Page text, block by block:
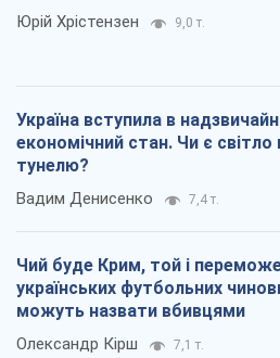
Юрій Хрістензен 9,0 т.
Україна вступила в
економічний стан. Чи є світло
тунелю?
Вадим Денисенко 7,4 т.
Чий буде Крим, той і
українських футбольних
можуть назвати вбивцями
Олександр Кірш 7,1 т.